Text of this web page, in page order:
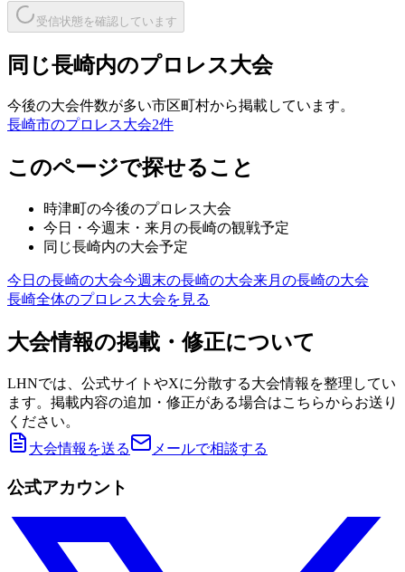
受信状態を確認しています
同じ長崎内のプロレス大会
今後の大会件数が多い市区町村から掲載しています。
長崎市のプロレス大会2件
このページで探せること
時津町の今後のプロレス大会
今日・今週末・来月の長崎の観戦予定
同じ長崎内の大会予定
今日の長崎の大会今週末の長崎の大会来月の長崎の大会
長崎全体のプロレス大会を見る
大会情報の掲載・修正について
LHNでは、公式サイトやXに分散する大会情報を整理してい
ます。掲載内容の追加・修正がある場合はこちらからお送り
ください。
大会情報を送る
メールで相談する
公式アカウント